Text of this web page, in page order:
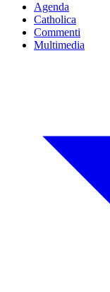
Agenda
Catholica
Commenti
Multimedia